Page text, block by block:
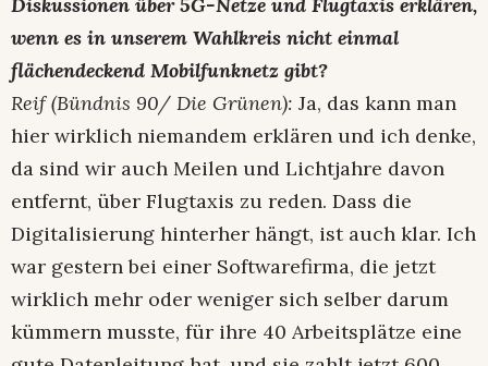
wenn es in unserem Wahlkreis nicht einmal
flächendeckend Mobilfunknetz gibt?
Reif (Bündnis 90/ Die Grünen): Ja, das kann man
hier wirklich niemandem erklären und ich denke,
da sind wir auch Meilen und Lichtjahre davon
entfernt, über Flugtaxis zu reden. Dass die
Digitalisierung hinterher hängt, ist auch klar. Ich
war gestern bei einer Softwarefirma, die jetzt
wirklich mehr oder weniger sich selber darum
kümmern musste, für ihre 40 Arbeitsplätze eine